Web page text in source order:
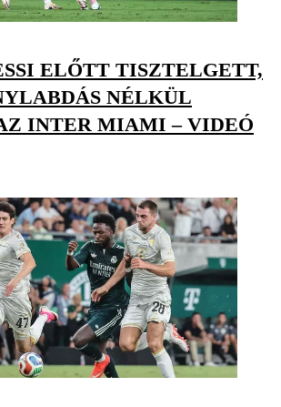
ELŐTT TISZTELGETT,
NÉLKÜL
INTER MIAMI – VIDEÓ